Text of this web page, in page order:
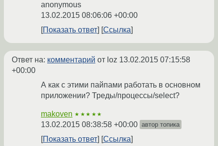
anonymous
13.02.2015 08:06:06 +00:00
Показать ответ
Ссылка
Ответ на: комментарий от loz 13.02.2015 07:15:58
+00:00
А как с этими пайпами работать в основном
приложении? Треды/процессы/select?
makoven ★★★★★
13.02.2015 08:38:58 +00:00 автор топика
Показать ответ Ссылка